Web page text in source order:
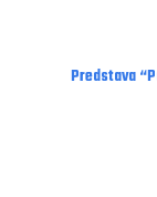
Predstava